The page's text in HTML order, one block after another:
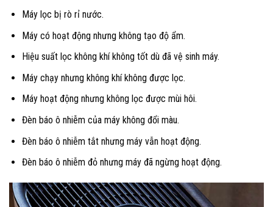
Máy lọc bị rò rỉ nước.
Máy có hoạt động nhưng không tạo độ ẩm.
Hiệu suất lọc không khí không tốt dù đã vệ sinh máy.
Máy chạy nhưng không khí không được lọc.
Máy hoạt động nhưng không lọc được mùi hôi.
Đèn báo ô nhiễm của máy không đổi màu.
Đèn báo ô nhiễm tắt nhưng máy vẫn hoạt động.
Đèn báo ô nhiễm đỏ nhưng máy đã ngừng hoạt động.